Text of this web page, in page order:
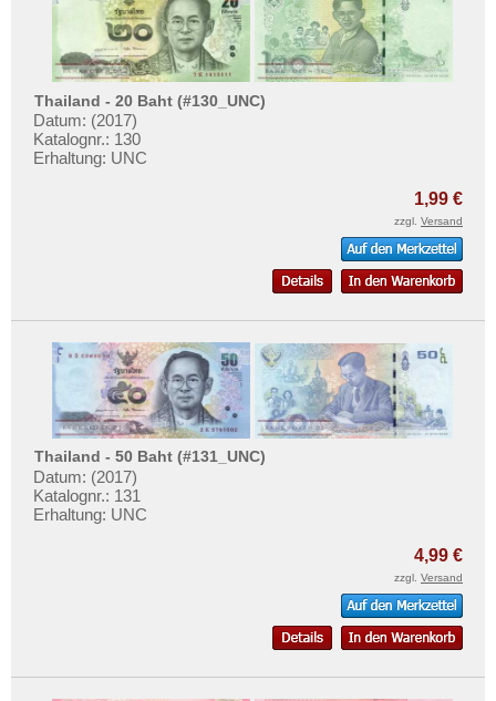
Thailand - 20 Baht (#130_UNC)
Datum: (2017)
Katalognr.: 130
Erhaltung: UNC
1,99 €
zzgl. Versand
Thailand - 50 Baht (#131_UNC)
Datum: (2017)
Katalognr.: 131
Erhaltung: UNC
4,99 €
zzgl. Versand